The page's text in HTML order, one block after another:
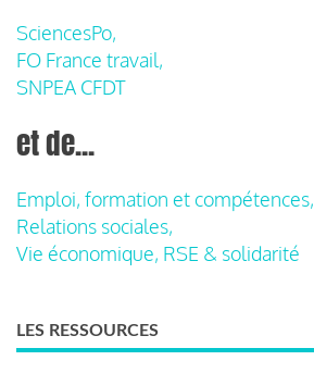
SciencesPo,
FO France travail,
SNPEA CFDT
et de...
Emploi, formation et compétences,
Relations sociales,
Vie économique, RSE & solidarité
LES RESSOURCES